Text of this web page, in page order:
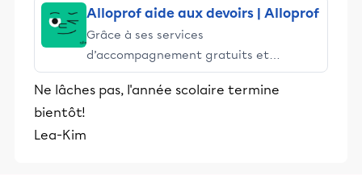
Alloprof aide aux devoirs | Alloprof
Grâce à ses services
d’accompagnement gratuits et
stimulants, Alloprof engage les élèves
et leurs parents dans la réussite
Ne lâches pas, l'année scolaire termine
bientôt!
Lea-Kim